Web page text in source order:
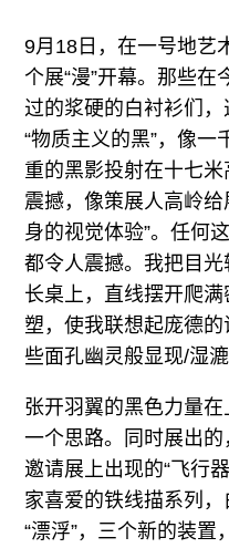
9月18日，在一号地艺
个展“漫”开幕。那些
过的浆硬的白衬衫们，
“物质主义的黑”，像
重的黑影投射在十七
震撼，像策展人高岭
身的视觉体验”。任何
都令人震撼。我把目
长桌上，直线摆开爬满
塑，使我联想起庞德
些面孔幽灵般显现/湿
张开羽翼的黑色力量
一个思路。同时展出
邀请展上出现的“飞行
家喜爱的铁线描系列
“漂浮”，三个新的装